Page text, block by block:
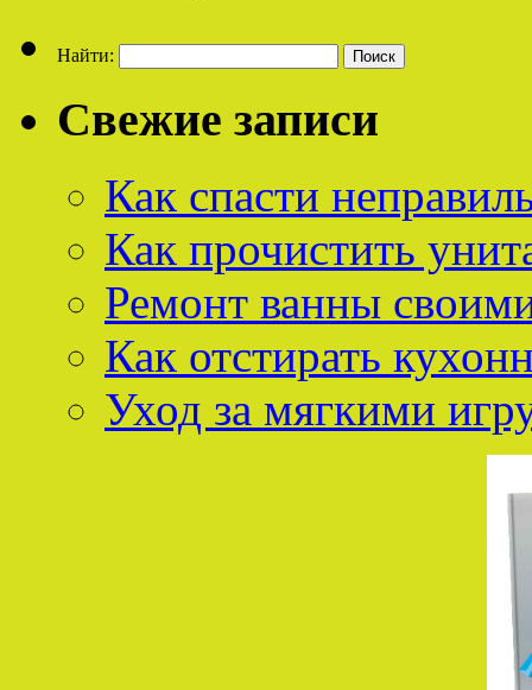
Найти:
Свежие записи
Как спасти
Как прочистить
Ремонт ванны
Как отстирать
Уход за мягкими